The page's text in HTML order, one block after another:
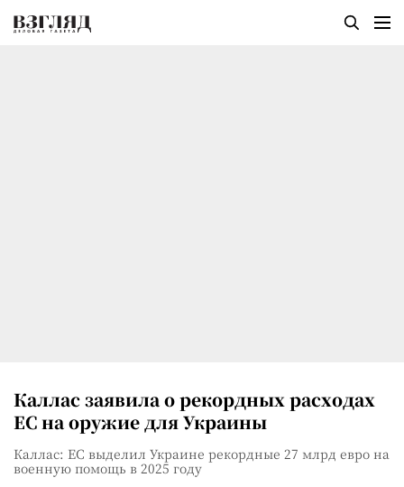
Каллас заявила о рекордных расходах
ЕС на оружие для Украины
Каллас: ЕС выделил Украине рекордные 27 млрд евро на
военную помощь в 2025 году